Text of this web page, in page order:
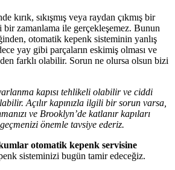
kırık, sıkışmış veya raydan çıkmış bir
zamanlama ile gerçekleşemez. Bunun
otomatik kepenk sisteminin yanlış
yay gibi parçaların eskimiş olması ve
farklı olabilir. Sorun ne olursa olsun bizi
kapısı tehlikeli olabilir ve ciddi
Açılır kapınızla ilgili bir sorun varsa,
ve Brooklyn’de katlanır kapıları
önemle tavsiye ederiz.
otomatik kepenk servisine
sisteminizi bugün tamir edeceğiz.